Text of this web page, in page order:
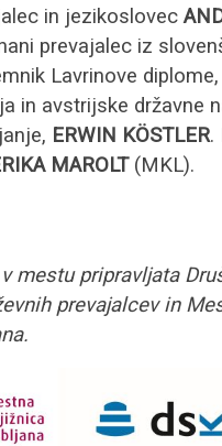
in jezikoslovec
prevajalec iz
Lavrinove
in avstrijske državne
ERWIN KÖSTLER.
MAROLT(MKL).
mestu pripravljata
prevajalcev in